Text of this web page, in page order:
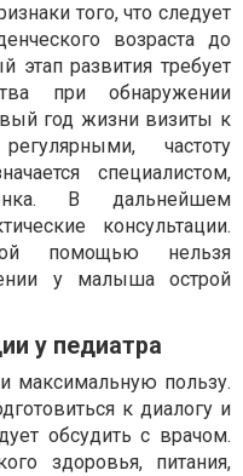
того, что следует
возраста до
этап развития требует
при обнаружении
год жизни визиты к
частоту
специалистом,
В дальнейшем
консультации.
помощью нельзя
у малыша острой
у педиатра
максимальную пользу.
к диалогу и
обсудить с врачом.
здоровья, питания,